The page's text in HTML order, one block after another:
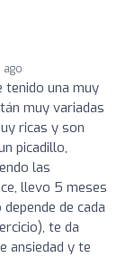
ago
tenido una muy
muy variadas
ricas y son
picadillo,
las
llevo 5 meses
de cada
te da
ansiedad y te